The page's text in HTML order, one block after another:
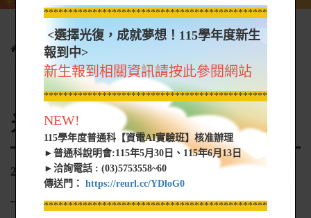
光復新聞
光復網路新聞
20191119_光復進後喬楚瑜時代 陳定杰相信球員_TSNA
光復網路新聞
20191119_光復進後喬楚瑜時代 陳定杰相信球員
*****************************************************
<選擇光復，成就夢想！115學年度新生
報到中>
新生報到相關資訊請按此參閱網站
*****************************************************
NEW!
115學年度普通科【資電AI實驗班】核准辦理
►普通科說明會:115年5月30日、115年6月13日
►洽詢電話 : (03)5753558~60
傳送門： https://reurl.cc/YDloG0
*****************************************************